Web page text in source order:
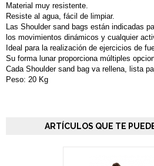
Material muy resistente.
Resiste al agua, fácil de limpiar.
Las Shoulder sand bags están indicadas
los movimientos dinámicos y cualquier
Ideal para la realización de ejercicios de
Su forma lunar proporciona múltiples
Cada Shoulder sand bag va rellena, lista
Peso: 20 Kg
ARTÍCULOS QUE TE